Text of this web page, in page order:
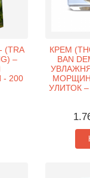
–
200
КРЕМ
BAN
МОРЩИН
УЛИТОК –